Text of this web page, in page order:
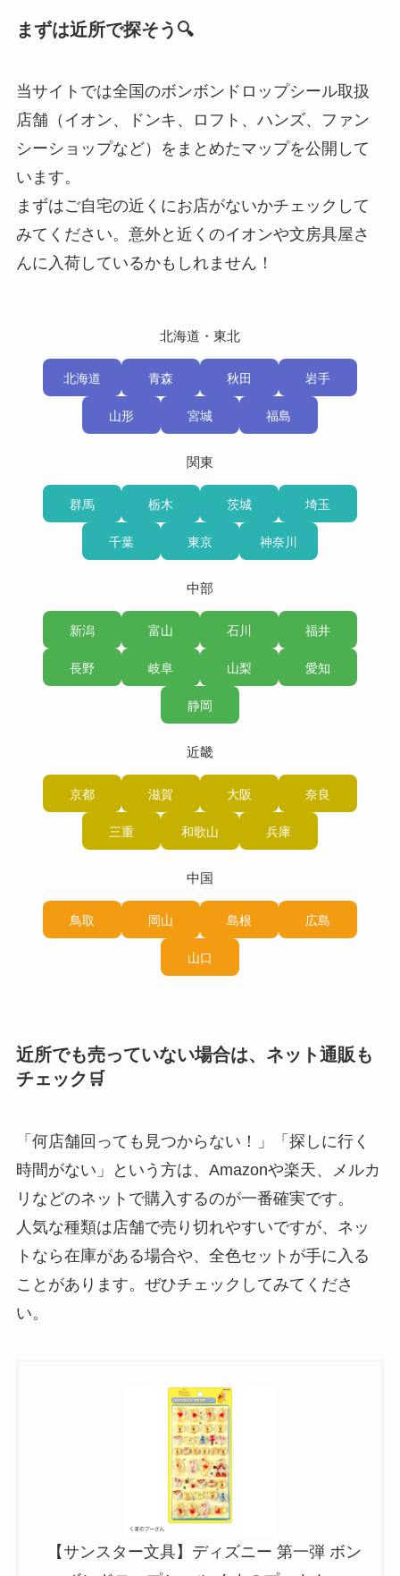
まずは近所で探そう🔍
当サイトでは全国のボンボンドロップシール取扱
店舗（イオン、ドンキ、ロフト、ハンズ、ファン
シーショップなど）をまとめたマップを公開して
います。
まずはご自宅の近くにお店がないかチェックして
みてください。意外と近くのイオンや文房具屋さ
んに入荷しているかもしれません！
北海道・東北
北海道 青森 秋田 岩手
山形 宮城 福島
関東
群馬 栃木 茨城 埼玉
千葉 東京 神奈川
中部
新潟 富山 石川 福井
長野 岐阜 山梨 愛知
静岡
近畿
京都 滋賀 大阪 奈良
三重 和歌山 兵庫
中国
鳥取 岡山 島根 広島
山口
近所でも売っていない場合は、ネット通販も
チェック🛒
「何店舗回っても見つからない！」「探しに行く
時間がない」という方は、Amazonや楽天、メルカ
リなどのネットで購入するのが一番確実です。
人気な種類は店舗で売り切れやすいですが、ネッ
トなら在庫がある場合や、全色セットが手に入る
ことがあります。ぜひチェックしてみてくださ
い。
【サンスター文具】ディズニー 第一弾 ボン